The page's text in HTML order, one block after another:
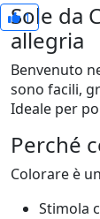
1
Sole da
allegria
Benvenuto
sono facili,
Ideale per
Perché
Colorare è
Stimola